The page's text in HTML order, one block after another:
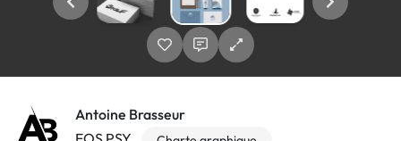
Antoine Brasseur